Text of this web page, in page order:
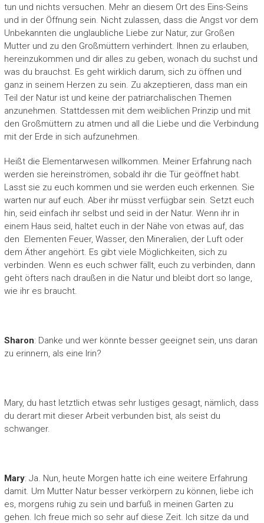
tun und nichts versuchen. Mehr an diesem Ort des Eins-Seins
und in der Öffnung sein. Nicht zulassen, dass die Angst vor dem
Unbekannten die unglaubliche Liebe zur Natur, zur Großen
Mutter und zu den Großmüttern verhindert. Ihnen zu erlauben,
hereinzukommen und dir alles zu geben, wonach du suchst und
was du brauchst. Es geht wirklich darum, sich zu öffnen und
ganz in seinem Herzen zu sein. Zu akzeptieren, dass man ein
Teil der Natur ist und keine der patriarchalischen Themen
anzunehmen. Stattdessen mit dem weiblichen Prinzip und mit
den Großmüttern zu atmen und all die Liebe und die Verbindung
mit der Erde in sich aufzunehmen.
Heißt die Elementarwesen willkommen. Meiner Erfahrung nach
werden sie hereinströmen, sobald ihr die Tür geöffnet habt.
Lasst sie zu euch kommen und sie werden euch erkennen. Sie
warten nur auf euch. Aber ihr müsst verfügbar sein. Setzt euch
hin, seid einfach ihr selbst und seid in der Natur. Wenn ihr in
einem Haus seid, haltet euch in der Nähe von etwas auf, das
den Elementen Feuer, Wasser, den Mineralien, der Luft oder
dem Äther angehört. Es gibt viele Möglichkeiten, sich zu
verbinden. Wenn es euch schwer fällt, euch zu verbinden, dann
geht öfters nach draußen in die Natur und bleibt dort so lange,
wie ihr es braucht.
Sharon: Danke und wer könnte besser geeignet sein, uns daran
zu erinnern, als eine Irin?
Mary, du hast letztlich etwas sehr lustiges gesagt, nämlich, dass
du derart mit dieser Arbeit verbunden bist, als seist du
schwanger.
Mary: Ja. Nun, heute Morgen hatte ich eine weitere Erfahrung
damit. Um Mutter Natur besser verkörpern zu können, liebe ich
es, morgens ruhig zu sein und barfuß in meinen Garten zu
gehen. Ich freue mich so sehr auf diese Zeit. Ich sitze da und